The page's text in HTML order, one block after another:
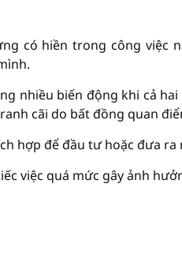
có hiền trong công việc
nhiều biến động khi cả
cãi do bất đồng quan
hợp để đầu tư hoặc đưa
việc quá mức gây ảnh